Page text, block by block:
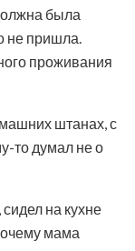
была
не пришла.
проживания
штанах, с
то думал не о
сидел на кухне
мама